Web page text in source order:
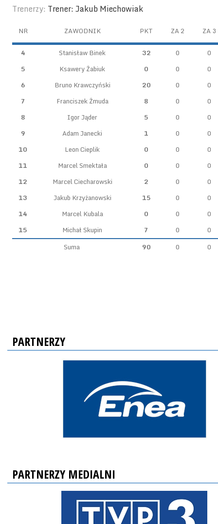
Trenerzy: Trener: Jakub Miechowiak
NR ZAWODNIK PKT ZA 2 ZA 3
4 Stanisław Binek 32 0
0
5
Ksawery Żabiuk 0 0
0
6
Bruno Krawczyński 20 0
0
7
Franciszek Żmuda 8 0
0
8
Igor Jąder 5 0
0
9
Adam Janecki 1 0
0
10
Leon Cieplik 0 0
0
11
Marcel Smektała 0 0
0
12
Marcel Ciecharowski 2 0
0
13
Jakub Krzyżanowski 15 0
0
14
Marcel Kubala 0 0
0
15
Michał Skupin 7 0
0
Suma
90 0 0
PARTNERZY
PARTNERZY MEDIALNI